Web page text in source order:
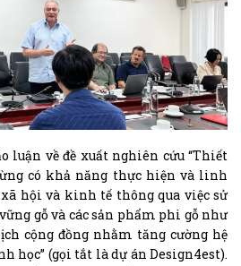
luận về đề xuất nghiên cứu “Thiết
có khả năng thực hiện và linh
hội và kinh tế thông qua việc sử
gỗ và các sản phẩm phi gỗ như
cộng đồng nhằm tăng cường hệ
học” (gọi tắt là dự án Design4est).